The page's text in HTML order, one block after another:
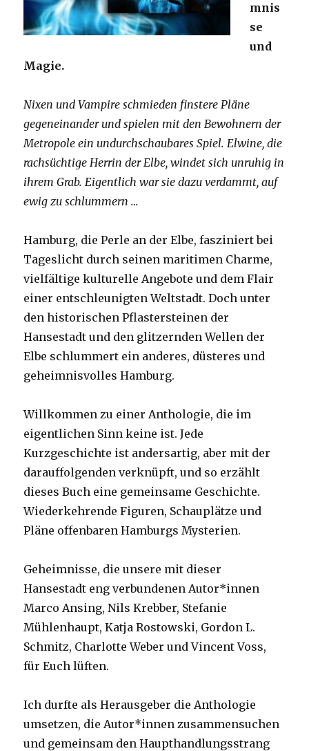
mnis
se
und
Magie.
Nixen und Vampire schmieden finstere Pläne
gegeneinander und spielen mit den Bewohnern der
Metropole ein undurchschaubares Spiel. Elwine, die
rachsüchtige Herrin der Elbe, windet sich unruhig in
ihrem Grab. Eigentlich war sie dazu verdammt, auf
ewig zu schlummern …
Hamburg, die Perle an der Elbe, fasziniert bei
Tageslicht durch seinen maritimen Charme,
vielfältige kulturelle Angebote und dem Flair
einer entschleunigten Weltstadt. Doch unter
den historischen Pflastersteinen der
Hansestadt und den glitzernden Wellen der
Elbe schlummert ein anderes, düsteres und
geheimnisvolles Hamburg.
Willkommen zu einer Anthologie, die im
eigentlichen Sinn keine ist. Jede
Kurzgeschichte ist andersartig, aber mit der
darauffolgenden verknüpft, und so erzählt
dieses Buch eine gemeinsame Geschichte.
Wiederkehrende Figuren, Schauplätze und
Pläne offenbaren Hamburgs Mysterien.
Geheimnisse, die unsere mit dieser
Hansestadt eng verbundenen Autor*innen
Marco Ansing, Nils Krebber, Stefanie
Mühlenhaupt, Katja Rostowski, Gordon L.
Schmitz, Charlotte Weber und Vincent Voss,
für Euch lüften.
Ich durfte als Herausgeber die Anthologie
umsetzen, die Autor*innen zusammensuchen
und gemeinsam den Haupthandlungsstrang